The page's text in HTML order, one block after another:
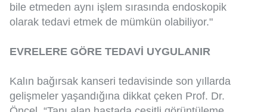
bile etmeden aynı işlem sırasında endoskopik
olarak tedavi etmek de mümkün olabiliyor."
EVRELERE GÖRE TEDAVİ UYGULANIR
Kalın bağırsak kanseri tedavisinde son yıllarda
gelişmeler yaşandığına dikkat çeken Prof. Dr.